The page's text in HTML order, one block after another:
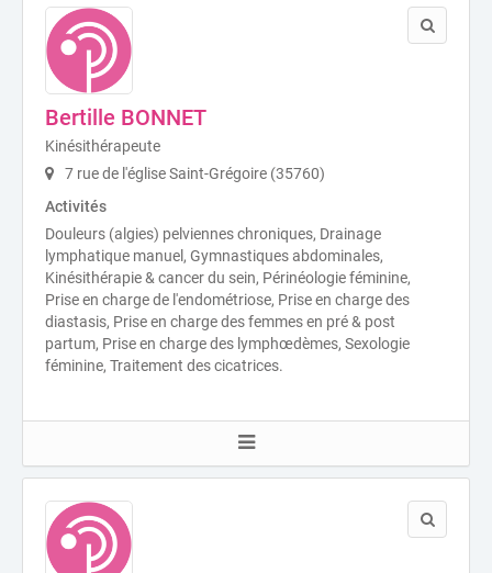
Bertille BONNET
Kinésithérapeute
7 rue de l'église Saint-Grégoire (35760)
Activités
Douleurs (algies) pelviennes chroniques, Drainage
lymphatique manuel, Gymnastiques abdominales,
Kinésithérapie & cancer du sein, Périnéologie féminine,
Prise en charge de l'endométriose, Prise en charge des
diastasis, Prise en charge des femmes en pré & post
partum, Prise en charge des lymphœdèmes, Sexologie
féminine, Traitement des cicatrices.